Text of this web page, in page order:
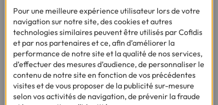
Vous souhaitez repenser votre salle de bain grâce à un
financement adapté ? Parmi les questions que vous
vous posez peut-être avant de lancer vos travaux, se
trouve certainement la couleur de votre future pièce.
Voici quelques éléments de réponse.
Le blanc demeure une couleur intemporelle qui
s’accorde facilement à tous les matériaux et à d’autres
teintes. Néanmoins, vous pouvez bien entendu mettre
du peps dans votre salle de bain et opter pour des
Pour une meilleure expérience utilisateur lors de votre
navigation sur notre site, des cookies et autres
technologies similaires peuvent être utilisés par Cofidis
et par nos partenaires et ce, afin d’améliorer la
performance de notre site et la qualité de nos services,
d’effectuer des mesures d’audience, de personnaliser le
contenu de notre site en fonction de vos précédentes
visites et de vous proposer de la publicité sur-mesure
selon vos activités de navigation, de prévenir la fraude